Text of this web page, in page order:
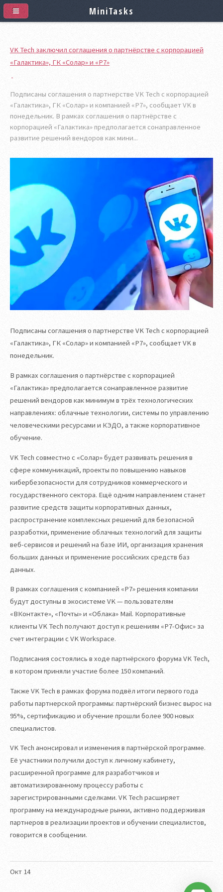
VK Tech заключил соглашения о партнёрстве с корпорацией
«Галактика», ГК «Солар» и «Р7»
Подписаны соглашения о партнерстве VK Tech с корпорацией
«Галактика», ГК «Солар» и компанией «Р7», сообщает VK в
понедельник. В рамках соглашения о партнёрстве с
корпорацией «Галактика» предполагается сонаправленное
развитие решений вендоров как мини...
Окт 14
Подписаны соглашения о партнерстве VK Tech с корпорацией
«Галактика», ГК «Солар» и компанией «Р7», сообщает VK в
понедельник.
В рамках соглашения о партнёрстве с корпорацией
«Галактика» предполагается сонаправленное развитие
решений вендоров как минимум в трёх технологических
направлениях: облачные технологии, системы по управлению
человеческими ресурсами и КЭДО, а также корпоративное
обучение.
VK Tech совместно с «Солар» будет развивать решения в
сфере коммуникаций, проекты по повышению навыков
кибербезопасности для сотрудников коммерческого и
государственного сектора. Ещё одним направлением станет
развитие средств защиты корпоративных данных,
распространение комплексных решений для безопасной
разработки, применение облачных технологий для защиты
веб-сервисов и решений на базе ИИ, организация хранения
больших данных и применение российских средств баз
данных.
В рамках соглашения с компанией «Р7» решения компании
будут доступны в экосистеме VK — пользователям
«ВКонтакте», «Почты» и «Облака» Mail. Корпоративные
клиенты VK Tech получают доступ к решениям «Р7-Офис» за
счет интеграции с VK Workspace.
Подписания состоялись в ходе партнёрского форума VK Tech,
в котором приняли участие более 150 компаний.
Также VK Tech в рамках форума подвёл итоги первого года
работы партнерской программы: партнёрский бизнес вырос на
95%, сертификацию и обучение прошли более 900 новых
специалистов.
VK Tech анонсировал и изменения в партнёрской программе.
Её участники получили доступ к личному кабинету,
расширенной программе для разработчиков и
автоматизированному процессу работы с
зарегистрированными сделками. VK Tech расширяет
программу на международные рынки, активно поддерживая
партнеров в реализации проектов и обучении специалистов,
говорится в сообщении.
MiniTasks